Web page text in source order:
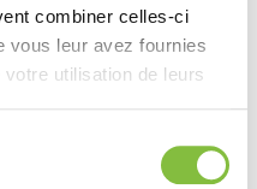
combiner celles-ci
vous leur avez fournies
utilisation de leurs
Suivant